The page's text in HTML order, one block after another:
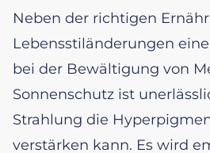
Neben der richtigen
Lebensstiländerungen
bei der Bewältigung von
Sonnenschutz ist
Strahlung die
verstärken kann. Es wird